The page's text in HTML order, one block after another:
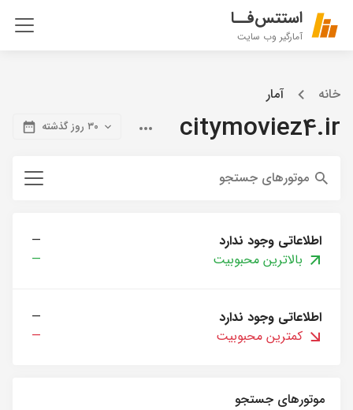
استتس‌فــا
آمارگیر وب سایت
خانه آمار
citymoviez4.ir ۳۰ روز گذشته
موتورهای جستجو
اطلاعاتی وجود ندارد
—
بالاترین محبوبیت
—
اطلاعاتی وجود ندارد
—
کمترین محبوبیت
—
موتورهای جستجو